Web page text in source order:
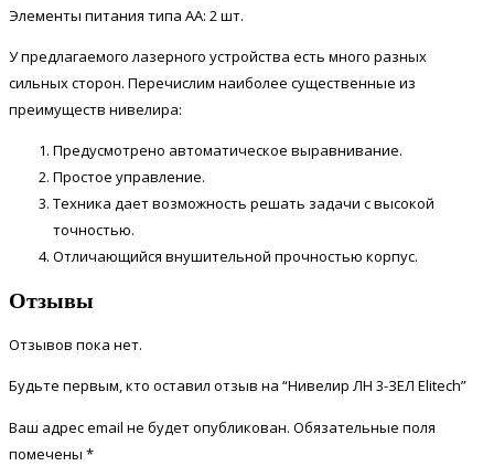
Элементы питания типа АА: 2 шт.
У предлагаемого лазерного устройства есть много разных
сильных сторон. Перечислим наиболее существенные из
преимуществ нивелира:
Предусмотрено автоматическое выравнивание.
Простое управление.
Техника дает возможность решать задачи с высокой
точностью.
Отличающийся внушительной прочностью корпус.
Отзывы
Отзывов пока нет.
Будьте первым, кто оставил отзыв на “Нивелир ЛН 3-ЗЕЛ Elitech”
Ваш адрес email не будет опубликован. Обязательные поля
помечены *